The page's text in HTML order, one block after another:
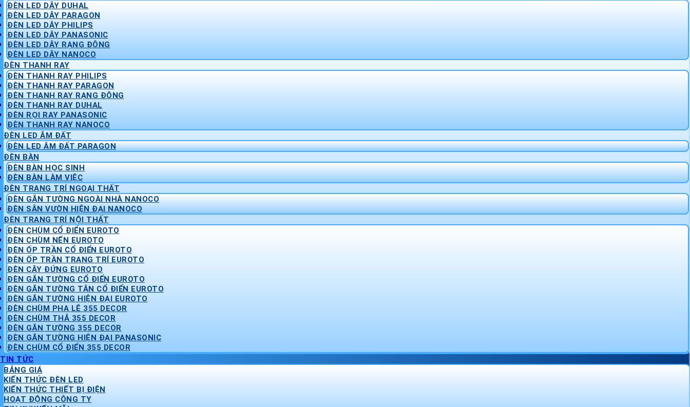
ĐÈN LED DÂY DUHAL
ĐÈN LED DÂY PARAGON
ĐÈN LED DÂY PHILIPS
ĐÈN LED DÂY PANASONIC
ĐÈN LED DÂY RẠNG ĐÔNG
ĐÈN LED DÂY NANOCO
ĐÈN THANH RAY
ĐÈN THANH RAY PHILIPS
ĐÈN THANH RAY PARAGON
ĐÈN THANH RAY RẠNG ĐÔNG
ĐÈN THANH RAY DUHAL
ĐÈN RỌI RAY PANASONIC
ĐÈN THANH RAY NANOCO
ĐÈN LED ÂM ĐẤT
ĐÈN LED ÂM ĐẤT PARAGON
ĐÈN BÀN
ĐÈN BÀN HỌC SINH
ĐÈN BÀN LÀM VIỆC
ĐÈN TRANG TRÍ NGOẠI THẤT
ĐÈN GẮN TƯỜNG NGOÀI NHÀ NANOCO
ĐÈN SÂN VƯỜN HIỆN ĐẠI NANOCO
ĐÈN TRANG TRÍ NỘI THẤT
ĐÈN CHÙM CỔ ĐIỂN EUROTO
ĐÈN CHÙM NẾN EUROTO
ĐÈN ỐP TRẦN CỔ ĐIỂN EUROTO
ĐÈN ỐP TRẦN TRANG TRÍ EUROTO
ĐÈN CÂY ĐỨNG EUROTO
ĐÈN GẮN TƯỜNG CỔ ĐIỂN EUROTO
ĐÈN GẮN TƯỜNG TÂN CỔ ĐIỂN EUROTO
ĐÈN GẮN TƯỜNG HIỆN ĐẠI EUROTO
ĐÈN CHÙM PHA LÊ 355 DECOR
ĐÈN CHÙM THẢ 355 DECOR
ĐÈN GẮN TƯỜNG 355 DECOR
ĐÈN GẮN TƯỜNG HIỆN ĐẠI PANASONIC
ĐÈN CHÙM CỔ ĐIỂN 355 DECOR
TIN TỨC
BẢNG GIÁ
KIẾN THỨC ĐÈN LED
KIẾN THỨC THIẾT BỊ ĐIỆN
HOẠT ĐỘNG CÔNG TY